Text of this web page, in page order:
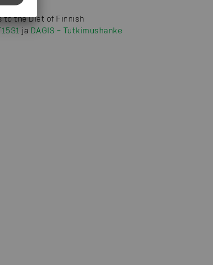
to the Diet of Finnish
ja DAGIS – Tutkimushanke